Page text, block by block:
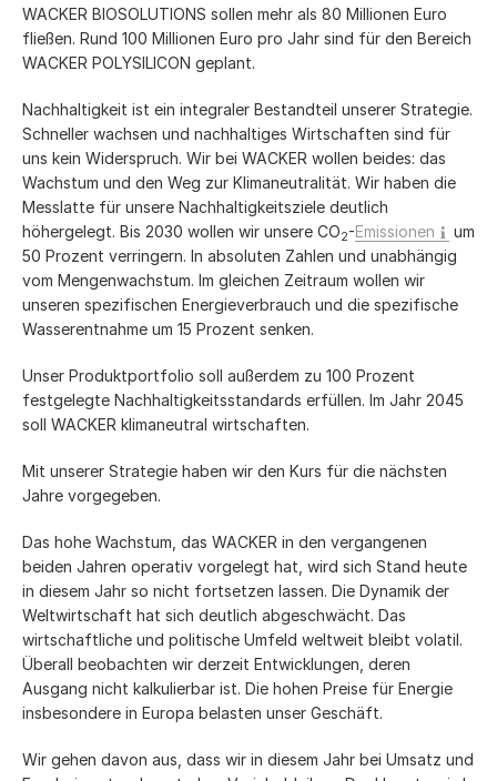
WACKER BIOSOLUTIONS sollen mehr als 80 Millionen Euro
fließen. Rund 100 Millionen Euro pro Jahr sind für den Bereich
WACKER POLYSILICON geplant.
Nachhaltigkeit ist ein integraler Bestandteil unserer Strategie.
Schneller wachsen und nachhaltiges Wirtschaften sind für
uns kein Widerspruch. Wir bei WACKER wollen beides: das
Wachstum und den Weg zur Klimaneutralität. Wir haben die
Messlatte für unsere Nachhaltigkeitsziele deutlich
höhergelegt. Bis 2030 wollen wir unsere CO2-Emissionen
um
50 Prozent verringern. In absoluten Zahlen und unabhängig
vom Mengenwachstum. Im gleichen Zeitraum wollen wir
unseren spezifischen Energieverbrauch und die spezifische
Wasserentnahme um 15 Prozent senken.
Unser Produktportfolio soll außerdem zu 100 Prozent
festgelegte Nachhaltigkeitsstandards erfüllen. Im Jahr 2045
soll WACKER klimaneutral wirtschaften.
Mit unserer Strategie haben wir den Kurs für die nächsten
Jahre vorgegeben.
Das hohe Wachstum, das WACKER in den vergangenen
beiden Jahren operativ vorgelegt hat, wird sich Stand heute
in diesem Jahr so nicht fortsetzen lassen. Die Dynamik der
Weltwirtschaft hat sich deutlich abgeschwächt. Das
wirtschaftliche und politische Umfeld weltweit bleibt volatil.
Überall beobachten wir derzeit Entwicklungen, deren
Ausgang nicht kalkulierbar ist. Die hohen Preise für Energie
insbesondere in Europa belasten unser Geschäft.
Wir gehen davon aus, dass wir in diesem Jahr bei Umsatz und